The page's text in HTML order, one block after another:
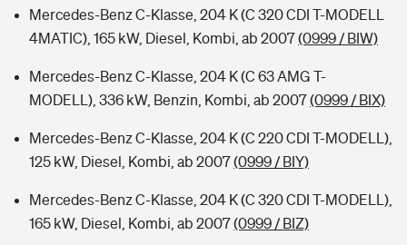
Mercedes-Benz C-Klasse, 204 K (C 320 CDI T-MODELL
4MATIC), 165 kW, Diesel, Kombi, ab 2007(0999 / BIW)
Mercedes-Benz C-Klasse, 204 K (C 63 AMG T-
MODELL), 336 kW, Benzin, Kombi, ab 2007(0999 / BIX)
Mercedes-Benz C-Klasse, 204 K (C 220 CDI T-MODELL),
125 kW, Diesel, Kombi, ab 2007(0999 / BIY)
Mercedes-Benz C-Klasse, 204 K (C 320 CDI T-MODELL),
165 kW, Diesel, Kombi, ab 2007(0999 / BIZ)